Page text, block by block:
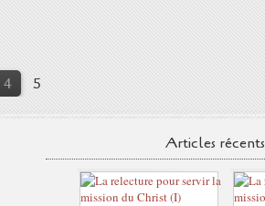
4 5
Articles récents